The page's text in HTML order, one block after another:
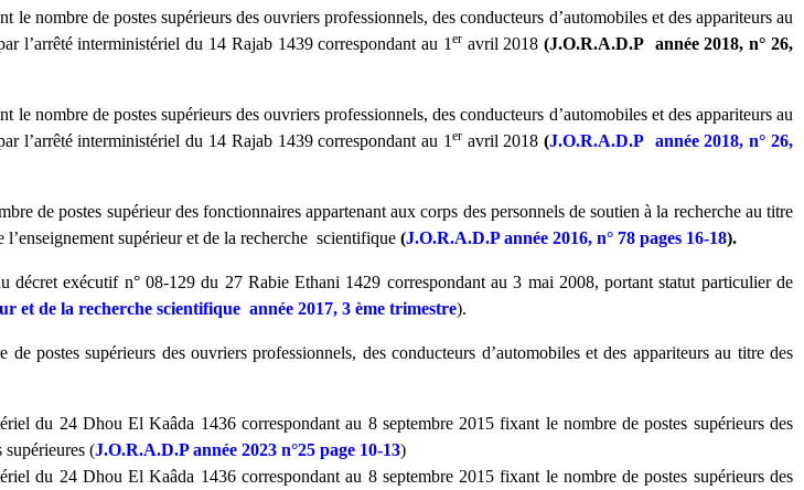
nombre de postes supérieurs des ouvriers professionnels, des conducteurs d’automobiles et des appariteurs au
l’arrêté interministériel du 14 Rajab 1439 correspondant au 1 eravril 2018(J.O.R.A.D.P année 2018, n° 26,
nombre de postes supérieurs des ouvriers professionnels, des conducteurs d’automobiles et des appariteurs au
l’arrêté interministériel du 14 Rajab 1439 correspondant au 1 eravril 2018(J.O.R.A.D.P année 2018, n° 26,
postes supérieur des fonctionnaires appartenant aux corps des personnels de soutien à la recherche au titre
supérieur et de la recherche scientifique (J.O.R.A.D.P année 2016, n° 78 pages 16-18).
exécutif n° 08-129 du 27 Rabie Ethani 1429 correspondant au 3 mai 2008, portant statut particulier de
et de la recherche scientifique année 2017, 3 ème trimestre).
postes supérieurs des ouvriers professionnels, des conducteurs d’automobiles et des appariteurs au titre des
du 24 Dhou El Kaâda 1436 correspondant au 8 septembre 2015 fixant le nombre de postes supérieurs des
supérieures (J.O.R.A.D.P année 2023 n°25 page 10-13)
du 24 Dhou El Kaâda 1436 correspondant au 8 septembre 2015 fixant le nombre de postes supérieurs des